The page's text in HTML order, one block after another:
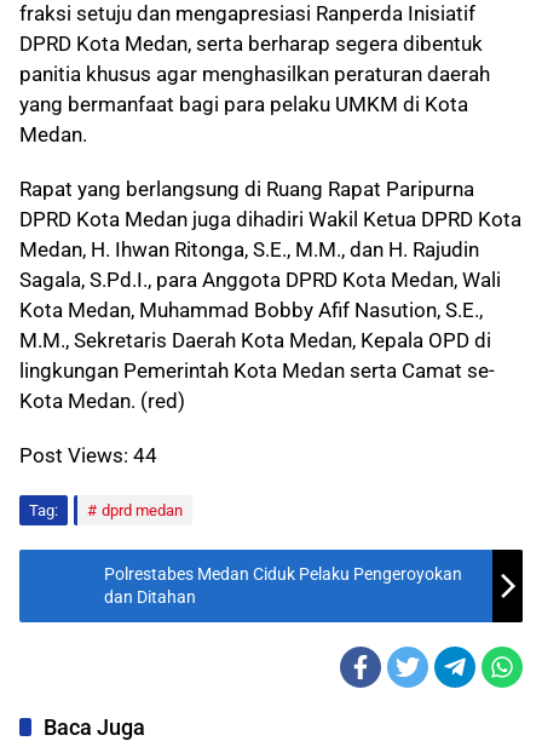
fraksi setuju dan mengapresiasi Ranperda Inisiatif
DPRD Kota Medan, serta berharap segera dibentuk
panitia khusus agar menghasilkan peraturan daerah
yang bermanfaat bagi para pelaku UMKM di Kota
Medan.
Rapat yang berlangsung di Ruang Rapat Paripurna
DPRD Kota Medan juga dihadiri Wakil Ketua DPRD Kota
Medan, H. Ihwan Ritonga, S.E., M.M., dan H. Rajudin
Sagala, S.Pd.I., para Anggota DPRD Kota Medan, Wali
Kota Medan, Muhammad Bobby Afif Nasution, S.E.,
M.M., Sekretaris Daerah Kota Medan, Kepala OPD di
lingkungan Pemerintah Kota Medan serta Camat se-
Kota Medan. (red)
Post Views: 44
Tag: dprd medan
Polrestabes Medan Ciduk Pelaku Pengeroyokan
dan Ditahan
Baca Juga